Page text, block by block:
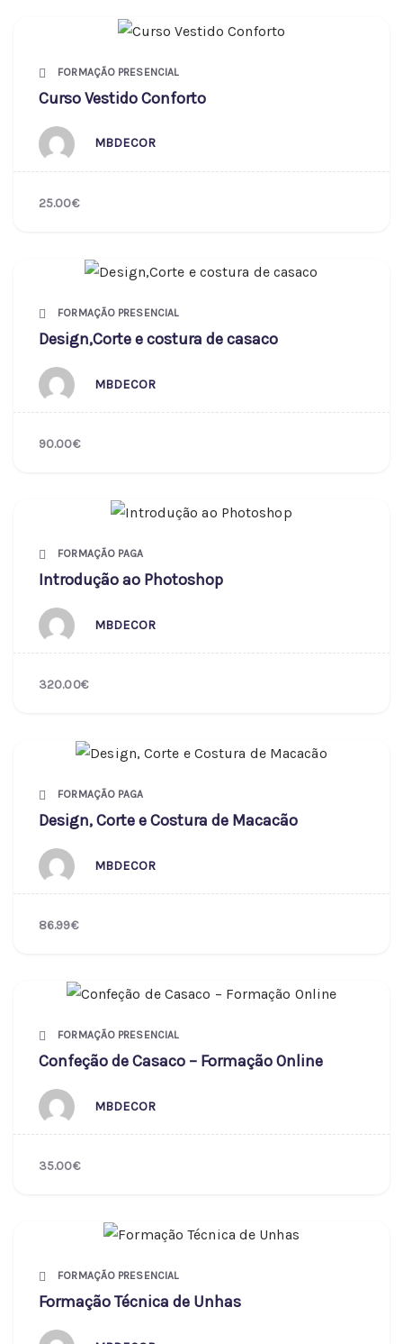
FORMAÇÃO PRESENCIAL
Curso Vestido Conforto
MBDECOR
25.00€
FORMAÇÃO PRESENCIAL
Design,Corte e costura de casaco
MBDECOR
90.00€
FORMAÇÃO PAGA
Introdução ao Photoshop
MBDECOR
320.00€
FORMAÇÃO PAGA
Design, Corte e Costura de Macacão
MBDECOR
86.99€
FORMAÇÃO PRESENCIAL
Confeção de Casaco – Formação Online
MBDECOR
35.00€
FORMAÇÃO PRESENCIAL
Formação Técnica de Unhas